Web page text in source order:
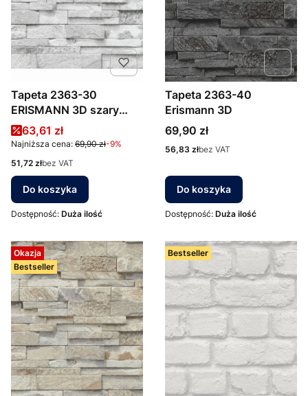
Tapeta 2363-30
ERISMANN 3D szary
łupek kamień
Cena promocyjna
63,61 zł
Najniższa cena: 69,90 zł-9%
Cena
51,72 złbez VAT
Do koszyka
Dostępność: Duża ilość
Tapeta 2363-40
Erismann 3D
Cena
69,90 zł
Cena
56,83 złbez VAT
Do koszyka
Dostępność: Duża ilość
Okazja
Bestseller
Bestseller